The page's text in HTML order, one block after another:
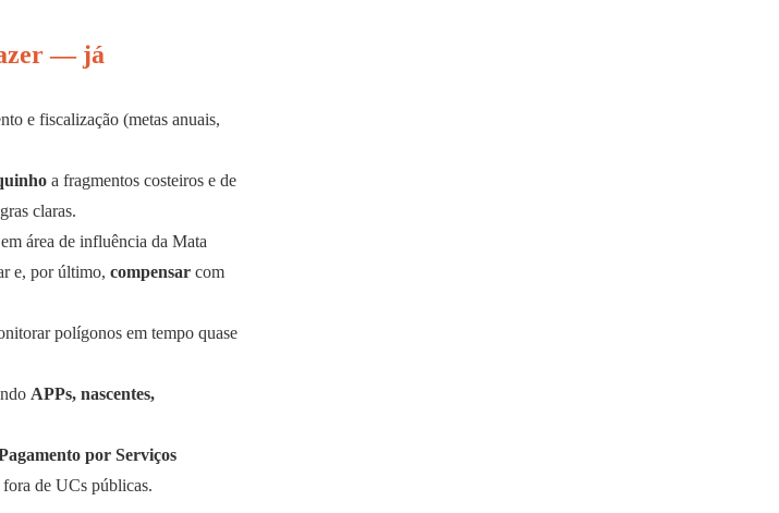
— já
e fiscalização (metas anuais,
a fragmentos costeiros e de
claras.
área de influência da Mata
e, por último, compensar com
polígonos em tempo quase
APPs, nascentes,
por Serviços
de UCs públicas.